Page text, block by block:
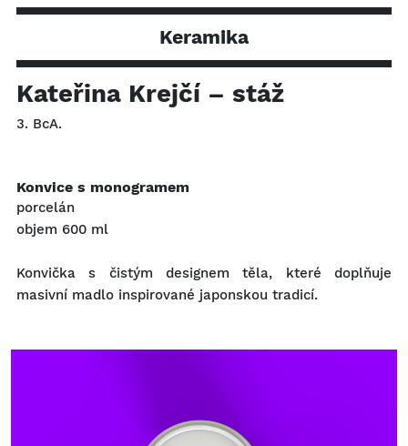
Keramika
Kateřina Krejčí – stáž
3. BcA.
Konvice s monogramem
porcelán
objem 600 ml
Konvička s čistým designem těla, které doplňuje
masivní madlo inspirované japonskou tradicí.